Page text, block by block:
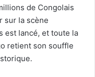
de Congolais
sur la scène
est lancé, et toute la
retient son souffle